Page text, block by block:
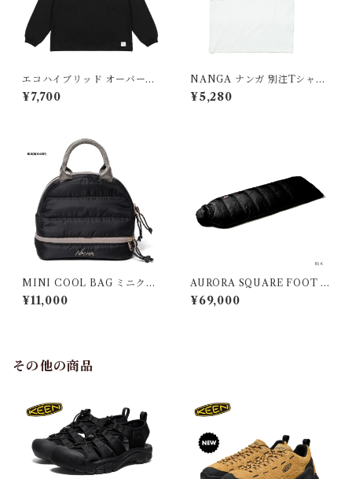
エコハイブリッド オーバーサ
イズ ロングスリーブTシャツ
¥7,700
NANGA ナンガ 別注Tシャツ
LET'S CONTINUE THE A
DVENTURE TEE
¥5,280
MINI COOL BAG ミニクー
ル バッグ
¥11,000
AURORA SQUARE FOOT 8
00STD/オーロラスクエアフ
ット800STD ナンガ シュ
¥69,000
その他の商品